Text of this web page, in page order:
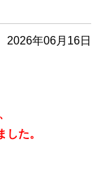
2026年06月16日
た。